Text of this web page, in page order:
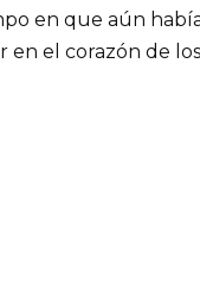
en que aún
en el corazón de